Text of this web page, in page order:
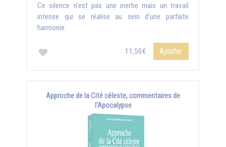
Ce silence n'est pas une inertie mais un travail
intense qui se réalise au sein d'une parfaite
harmonie.
11,50€ Ajouter
Approche de la Cité céleste, commentaires de
l'Apocalypse